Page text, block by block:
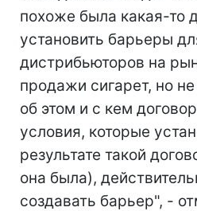
похоже была какая-то
установить барьеры
дистрибьюторов на
продажи сигарет, но
об этом и с кем
условия, которые
результате такой
она была),
создавать барьер", -